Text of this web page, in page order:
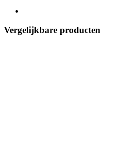
Vergelijkbare producten